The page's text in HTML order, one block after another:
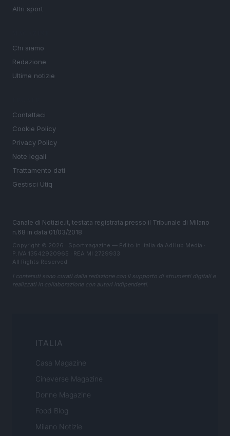
Altri sport
Chi siamo
Redazione
Ultime notizie
Contattaci
Cookie Policy
Privacy Policy
Note legali
Trattamento dati
Gestisci Utiq
Canale di Notizie.it, testata registrata presso il Tribunale di Milano
n.68 in data 01/03/2018
Copyright © 2026 · Sportmagazine — Edito in Italia da AdHub Media
P.IVA 13542920965 · REA MI 2729933
All Rights Reserved
I contenuti sono curati dalla redazione con il supporto di strumenti digitali e
realizzati in collaborazione con autori indipendenti.
ITALIA
Casa Magazine
Cineverse Magazine
Donne Magazine
Food Blog
Milano Notizie